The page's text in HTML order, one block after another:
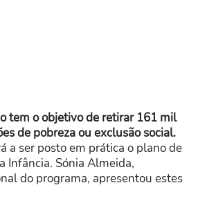
tem o objetivo de retirar 161 mil
de pobreza ou exclusão social.
a ser posto em prática o plano de
Infância. Sónia Almeida,
do programa, apresentou estes